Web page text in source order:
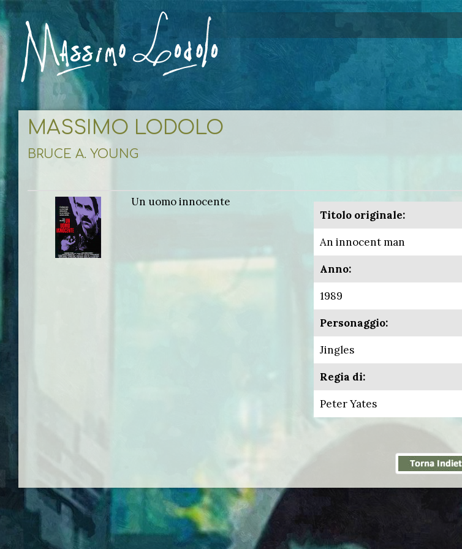
MASSIMO LODOLO
BRUCE A. YOUNG
Un uomo innocente
Titolo originale:
An innocent man
Anno:
1989
Personaggio:
Jingles
Regia di:
Peter Yates